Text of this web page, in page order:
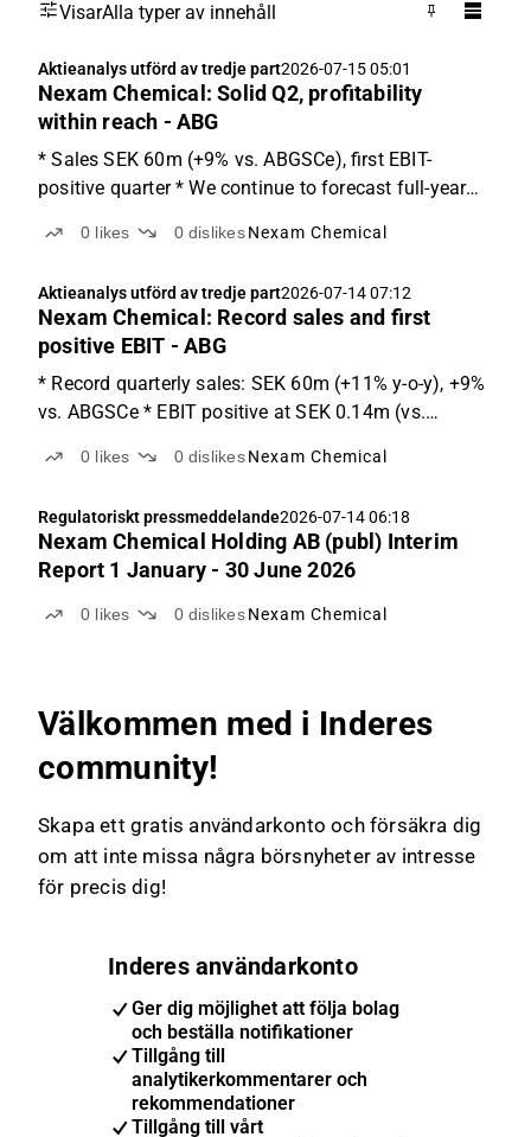
VisarAlla typer av innehåll
Aktieanalys utförd av tredje part2026-07-15 05:01
Nexam Chemical: Solid Q2, profitability
within reach - ABG
* Sales SEK 60m (+9% vs. ABGSCe), first EBIT-
positive quarter * We continue to forecast full-year
doubling ambition intact Q2 results Nexam reported
0 likes 0 dislikes Nexam Chemical
Aktieanalys utförd av tredje part2026-07-14 07:12
Nexam Chemical: Record sales and first
positive EBIT - ABG
* Record quarterly sales: SEK 60m (+11% y-o-y), +9%
vs. ABGSCe * EBIT positive at SEK 0.14m (vs.
(+76% growth y-o-y) Q2 results Nexam reported
ABGSCe 55m), +11...
0 likes 0 dislikes Nexam Chemical
Regulatoriskt pressmeddelande2026-07-14 06:18
Nexam Chemical Holding AB (publ) Interim
Report 1 January - 30 June 2026
0 likes 0 dislikes Nexam Chemical
Välkommen med i Inderes
community!
Skapa ett gratis användarkonto och försäkra dig
om att inte missa några börsnyheter av intresse
för precis dig!
Inderes användarkonto
Ger dig möjlighet att följa bolag
och beställa notifikationer
Tillgång till
analytikerkommentarer och
rekommendationer
Tillgång till vårt